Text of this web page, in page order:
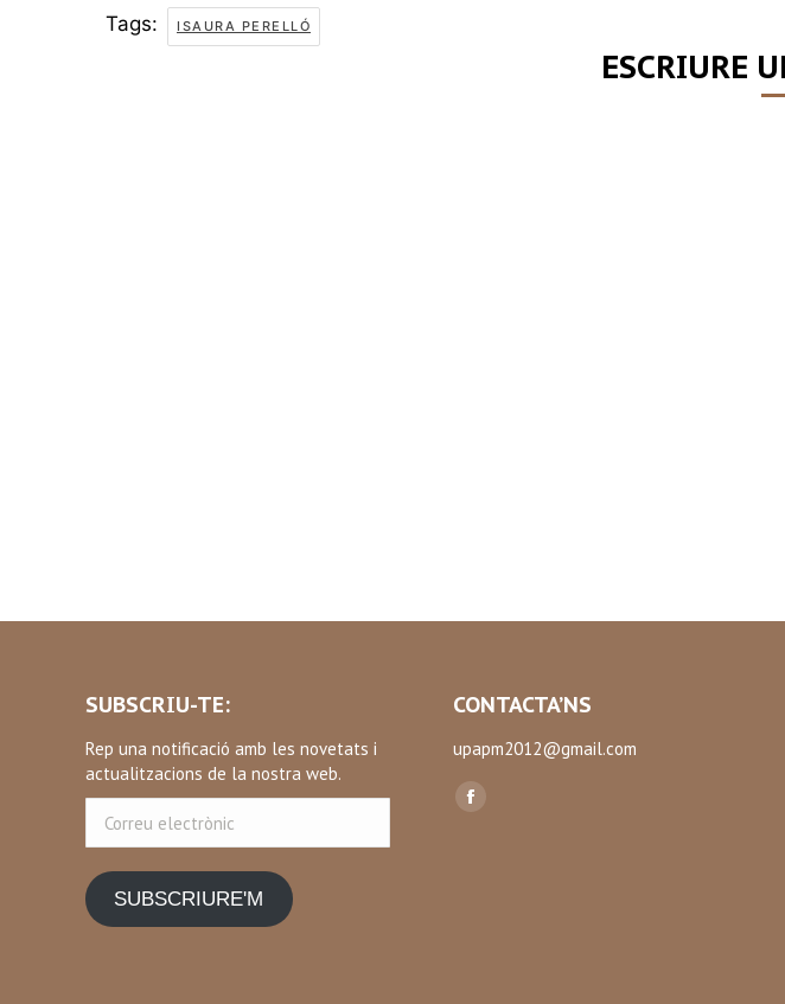
Tags: ISAURA PERELLÓ
ESCRIURE
SUBSCRIU-TE:
Rep una notificació amb les novetats i
actualitzacions de la nostra web.
electrònic
SUBSCRIURE'M
CONTACTA’NS
upapm2012@gmail.com
Find us on:
Facebook